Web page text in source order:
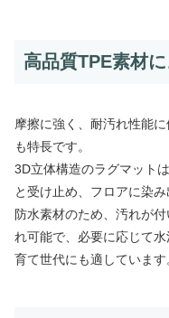
高品質TPE素材
摩擦に強く、耐汚れ性能
も特長です。
3D立体構造のラグマット
と受け止め、フロアに染
防水素材のため、汚れが
れ可能で、必要に応じて
育て世代にも適しています